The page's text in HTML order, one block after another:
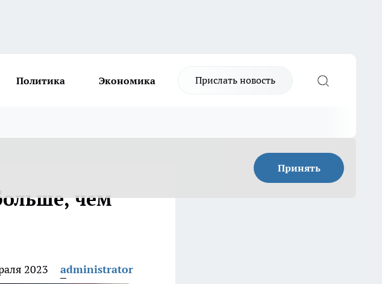
Политика Экономика Прислать новость
Принять
чем
2023 administrator